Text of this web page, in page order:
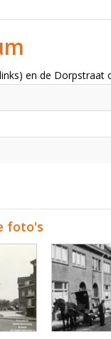
en de Dorpstraat
foto's